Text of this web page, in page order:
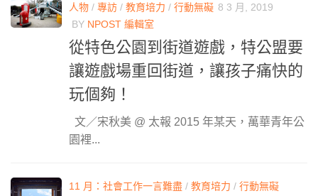
人物 / 專訪 / 教育培力 / 行動無礙 8 3 月, 2019
BY NPOST 編輯室
從特色公園到街道遊戲，特公盟要
讓遊戲場重回街道，讓孩子痛快的
玩個夠！
文／宋秋美 @ 太報 2015 年某天，萬華青年公
園裡...
11 月：社會工作一言難盡 / 教育培力 / 行動無礙